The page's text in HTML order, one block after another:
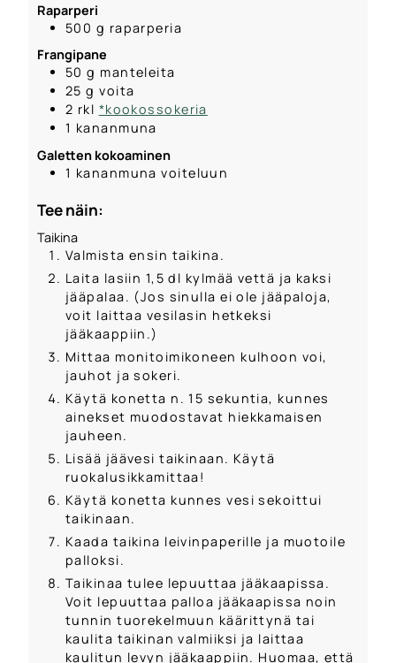
Raparperi
500 g raparperia
Frangipane
50 g manteleita
25 g voita
2 rkl *kookossokeria
1 kananmuna
Galetten kokoaminen
1 kananmuna voiteluun
Tee näin:
Taikina
Valmista ensin taikina.
Laita lasiin 1,5 dl kylmää vettä ja kaksi
jääpalaa. (Jos sinulla ei ole jääpaloja,
voit laittaa vesilasin hetkeksi
jääkaappiin.)
Mittaa monitoimikoneen kulhoon voi,
jauhot ja sokeri.
Käytä konetta n. 15 sekuntia, kunnes
ainekset muodostavat hiekkamaisen
jauheen.
Lisää jäävesi taikinaan. Käytä
ruokalusikkamittaa!
Käytä konetta kunnes vesi sekoittui
taikinaan.
Kaada taikina leivinpaperille ja muotoile
palloksi.
Taikinaa tulee lepuuttaa jääkaapissa.
Voit lepuuttaa palloa jääkaapissa noin
tunnin tuorekelmuun käärittynä tai
kaulita taikinan valmiiksi ja laittaa
kaulitun levyn jääkaappiin. Huomaa, että